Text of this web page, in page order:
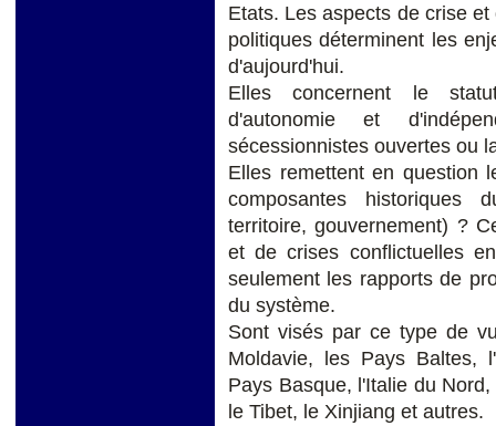
Etats. Les aspects de crise
politiques déterminent les
d'aujourd'hui.
Elles concernent le
d'autonomie et
sécessionnistes ouvertes ou
Elles remettent en question
composantes historiques
territoire, gouvernement) ?
et de crises conflictuelles
seulement les rapports de
du système.
Sont visés par ce type de
Moldavie, les Pays Baltes,
Pays Basque, l'Italie du
le Tibet, le Xinjiang et autres.